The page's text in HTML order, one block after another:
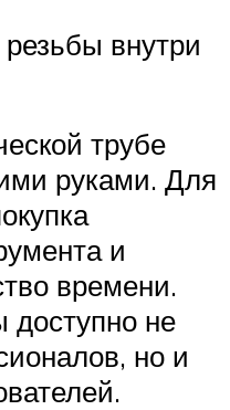
внутри
трубе
руками. Для
и
времени.
доступно не
но и